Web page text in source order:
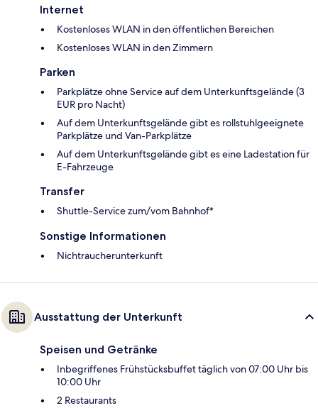
Internet
Kostenloses WLAN in den öffentlichen Bereichen
Kostenloses WLAN in den Zimmern
Parken
Parkplätze ohne Service auf dem Unterkunftsgelände (3
EUR pro Nacht)
Auf dem Unterkunftsgelände gibt es rollstuhlgeeignete
Parkplätze und Van-Parkplätze
Auf dem Unterkunftsgelände gibt es eine Ladestation für
E-Fahrzeuge
Transfer
Shuttle-Service zum/vom Bahnhof*
Sonstige Informationen
Nichtraucherunterkunft
Ausstattung der Unterkunft
Speisen und Getränke
Inbegriffenes Frühstücksbuffet täglich von 07:00 Uhr bis
10:00 Uhr
2 Restaurants